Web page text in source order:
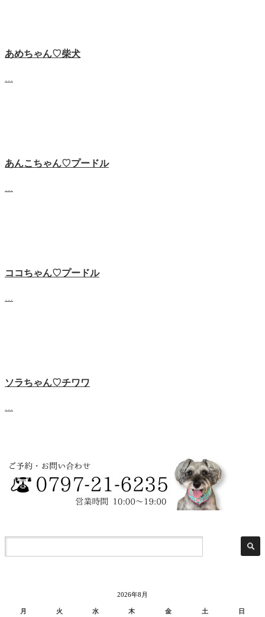
あめちゃん♡‬柴犬
あんこちゃん♡‬プードル
ココちゃん♡‬プードル
ソラちゃん♡‬チワワ
2026年8月
月 火 水 木 金 土 日